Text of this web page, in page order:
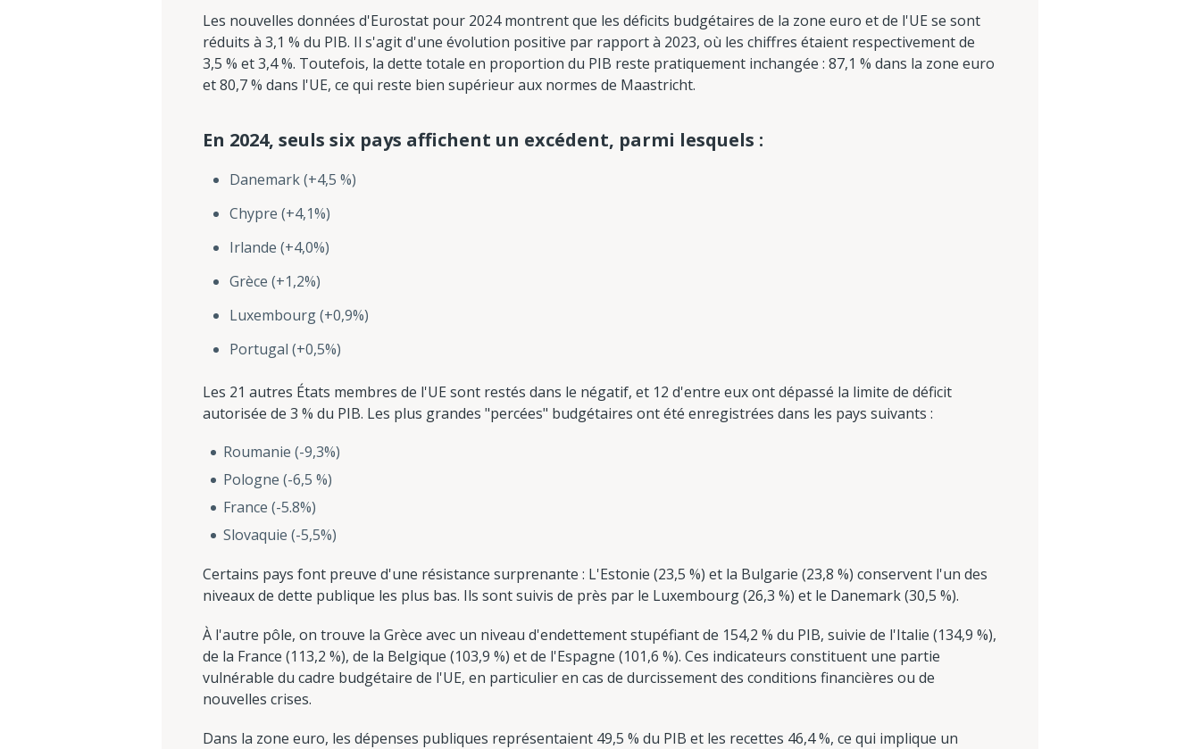
Les nouvelles données d'Eurostat pour 2024 montrent que les déficits budgétaires de la zone euro et de l'UE se sont
réduits à 3,1 % du PIB. Il s'agit d'une évolution positive par rapport à 2023, où les chiffres étaient respectivement de
3,5 % et 3,4 %. Toutefois, la dette totale en proportion du PIB reste pratiquement inchangée : 87,1 % dans la zone euro
et 80,7 % dans l'UE, ce qui reste bien supérieur aux normes de Maastricht.
En 2024, seuls six pays affichent un excédent, parmi lesquels :
Danemark (+4,5 %)
Chypre (+4,1%)
Irlande (+4,0%)
Grèce (+1,2%)
Luxembourg (+0,9%)
Portugal (+0,5%)
Les 21 autres États membres de l'UE sont restés dans le négatif, et 12 d'entre eux ont dépassé la limite de déficit
autorisée de 3 % du PIB. Les plus grandes "percées" budgétaires ont été enregistrées dans les pays suivants :
Roumanie (-9,3%)
Pologne (-6,5 %)
France (-5.8%)
Slovaquie (-5,5%)
Certains pays font preuve d'une résistance surprenante : L'Estonie (23,5 %) et la Bulgarie (23,8 %) conservent l'un des
niveaux de dette publique les plus bas. Ils sont suivis de près par le Luxembourg (26,3 %) et le Danemark (30,5 %).
À l'autre pôle, on trouve la Grèce avec un niveau d'endettement stupéfiant de 154,2 % du PIB, suivie de l'Italie (134,9 %),
de la France (113,2 %), de la Belgique (103,9 %) et de l'Espagne (101,6 %). Ces indicateurs constituent une partie
vulnérable du cadre budgétaire de l'UE, en particulier en cas de durcissement des conditions financières ou de
nouvelles crises.
Dans la zone euro, les dépenses publiques représentaient 49,5 % du PIB et les recettes 46,4 %, ce qui implique un